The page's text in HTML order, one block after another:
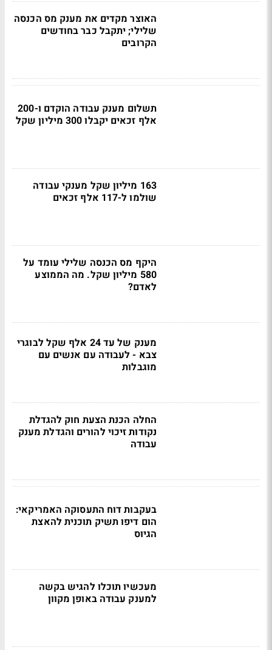
האוצר מקדים את מענק מס הכנסה
שלילי; יתקבל כבר בחודשים
הקרובים
תשלום מענק עבודה הוקדם ו-200
אלף זכאים יקבלו 300 מיליון שקל
163 מיליון שקל מענקי עבודה
שולמו ל-117 אלף זכאים
היקף מס הכנסה שלילי עומד על
580 מיליון שקל. מה הממוצע
לאדם?
מענק של עד 24 אלף שקל לבוגרי
צבא - לעבודה עם אנשים עם
מוגבלות
החלה הכנת הצעת חוק להגדלת
נקודות זיכוי להורים והגדלת מענק
עבודה
בעקבות דוח התעסוקה האמריקאי:
הום דיפו תשיק תוכנית להאצת
הגיוס
מעכשיו תוכלו להגיש בקשה
למענק עבודה באופן מקוון